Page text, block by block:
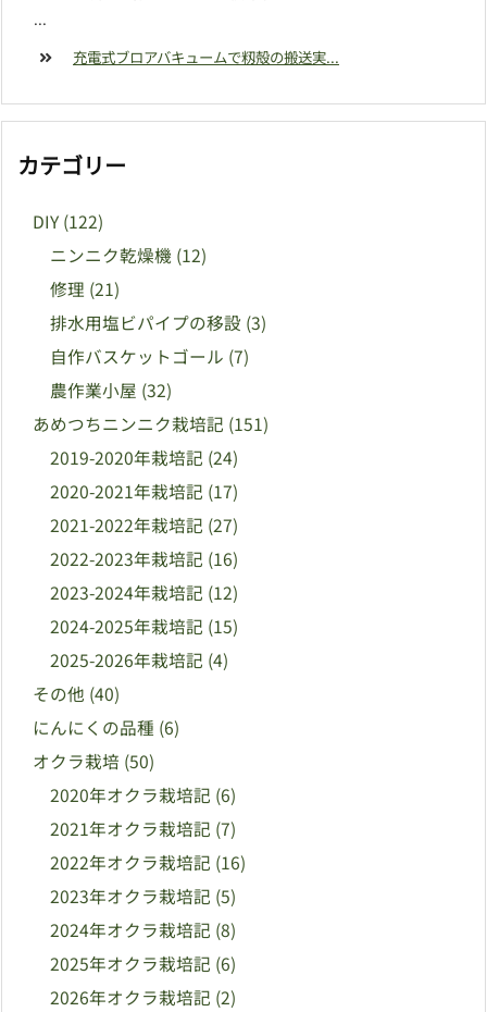
...
充電式ブロアバキュームで籾殻の搬送実...
カテゴリー
DIY (122)
ニンニク乾燥機 (12)
修理 (21)
排水用塩ビパイプの移設 (3)
自作バスケットゴール (7)
農作業小屋 (32)
あめつちニンニク栽培記 (151)
2019-2020年栽培記 (24)
2020-2021年栽培記 (17)
2021-2022年栽培記 (27)
2022-2023年栽培記 (16)
2023-2024年栽培記 (12)
2024-2025年栽培記 (15)
2025-2026年栽培記 (4)
その他 (40)
にんにくの品種 (6)
オクラ栽培 (50)
2020年オクラ栽培記 (6)
2021年オクラ栽培記 (7)
2022年オクラ栽培記 (16)
2023年オクラ栽培記 (5)
2024年オクラ栽培記 (8)
2025年オクラ栽培記 (6)
2026年オクラ栽培記 (2)